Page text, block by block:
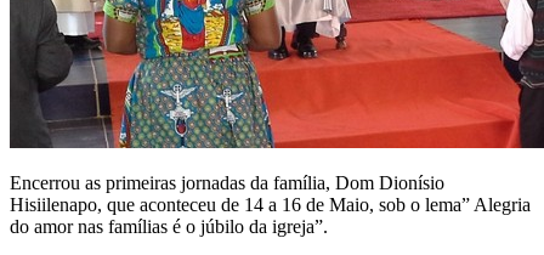
Encerrou as primeiras jornadas da família, Dom Dionísio
Hisiilenapo, que aconteceu de 14 a 16 de Maio, sob o lema” Alegria
do amor nas famílias é o júbilo da igreja”.